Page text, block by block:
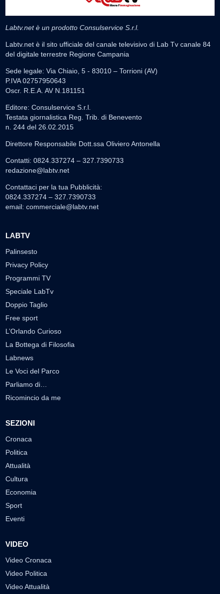
Labtv.net è un prodotto Consulservice S.r.l.
Labtv.net è il sito ufficiale del canale televisivo di Lab Tv canale 84
del digitale terrestre Regione Campania
Sede legale: Via Chiaio, 5 - 83010 – Torrioni (AV)
P.IVA 02757950643
Oscr. R.E.A. AV N.181151
Editore: Consulservice S.r.l.
Testata giornalistica Reg. Trib. di Benevento
n. 244 del 26.02.2015
Direttore Responsabile Dott.ssa Oliviero Antonella
Contatti: 0824.337274 – 327.7390733
redazione@labtv.net
Contattaci per la tua Pubblicità:
0824.337274 – 327.7390733
email: commerciale@labtv.net
LABTV
Palinsesto
Privacy Policy
Programmi TV
Speciale LabTv
Doppio Taglio
Free sport
L’Orlando Curioso
La Bottega di Filosofia
Labnews
Le Voci del Parco
Parliamo di…
Ricomincio da me
SEZIONI
Cronaca
Politica
Attualità
Cultura
Economia
Sport
Eventi
VIDEO
Video Cronaca
Video Politica
Video Attualità